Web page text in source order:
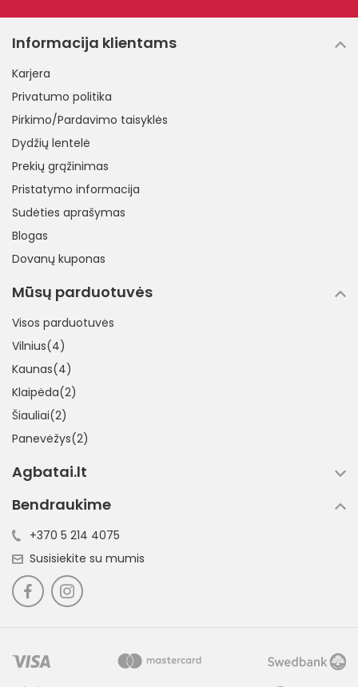
Informacija klientams
Karjera
Privatumo politika
Pirkimo/Pardavimo taisyklės
Dydžių lentelė
Prekių grąžinimas
Pristatymo informacija
Sudėties aprašymas
Blogas
Dovanų kuponas
Mūsų parduotuvės
Visos parduotuvės
Vilnius(4)
Kaunas(4)
Klaipėda(2)
Šiauliai(2)
Panevėžys(2)
Agbatai.lt
Bendraukime
+370 5 214 4075
Susisiekite su mumis